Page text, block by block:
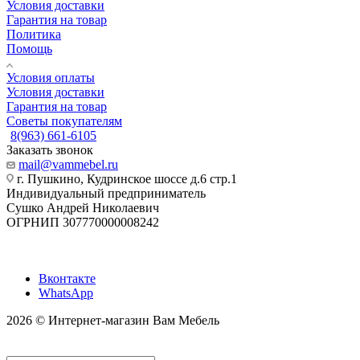
Условия доставки
Гарантия на товар
Политика
Помощь
Условия оплаты
Условия доставки
Гарантия на товар
Советы покупателям
8(963) 661-6105
Заказать звонок
mail@vammebel.ru
г. Пушкино, Кудринское шоссе д.6 стр.1
Индивидуальный предприниматель
Сушко Андрей Николаевич
ОГРНИП 307770000008242
Вконтакте
WhatsApp
2026 © Интернет-магазин Вам Мебель